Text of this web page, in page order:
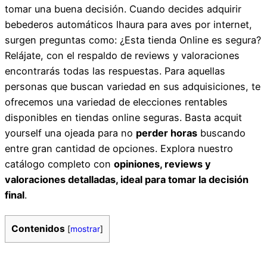
tomar una buena decisión. Cuando decides adquirir
bebederos automáticos lhaura para aves por internet,
surgen preguntas como: ¿Esta tienda Online es segura?
Relájate, con el respaldo de reviews y valoraciones
encontrarás todas las respuestas. Para aquellas
personas que buscan variedad en sus adquisiciones, te
ofrecemos una variedad de elecciones rentables
disponibles en tiendas online seguras. Basta acquit
yourself una ojeada para no perder horas buscando
entre gran cantidad de opciones. Explora nuestro
catálogo completo con opiniones, reviews y
valoraciones detalladas, ideal para tomar la decisión
final.
Contenidos [mostrar]